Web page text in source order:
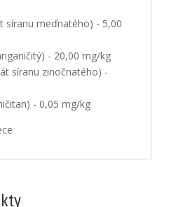
síranu meďnatého) - 5,00
- 20,00 mg/kg
síranu zinočnatého) -
- 0,05 mg/kg